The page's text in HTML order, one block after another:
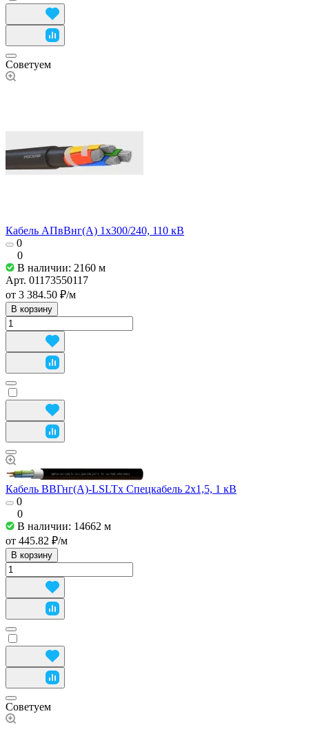
Советуем
Кабель АПвВнг(А) 1х300/240, 110 кВ
0
0
В наличии: 2160 м
Арт. 01173550117
от 3 384.50 ₽/м
В корзину
Кабель ВВГнг(А)-LSLTx Спецкабель 2x1,5, 1 кВ
0
0
В наличии: 14662 м
от 445.82 ₽/м
В корзину
Советуем